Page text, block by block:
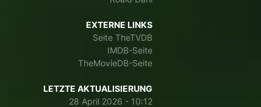
EXTERNE LINKS
Seite TheTVDB
IMDB-Seite
TheMovieDB-Seite
LETZTE AKTUALISIERUNG
28 April 2026 - 10:12